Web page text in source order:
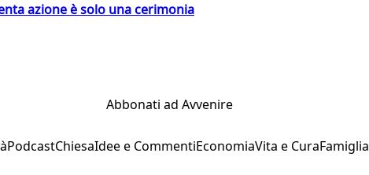
azione è solo una cerimonia
Abbonati ad Avvenire
PodcastChiesaIdee e CommentiEconomiaVita e CuraFamiglia